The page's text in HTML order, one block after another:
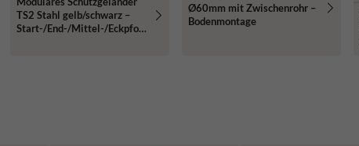
TS2 Stahl gelb/schwarz –
Start-/End-/Mittel-/Eckpfos
Ø60mm mit Zwischenrohr –
Bodenmontage